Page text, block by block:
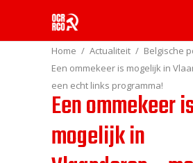
Home Actualiteit
Belgische
Een ommekeer is mogelijk in
een echt links programma!
Een ommekeer
mogelijk in